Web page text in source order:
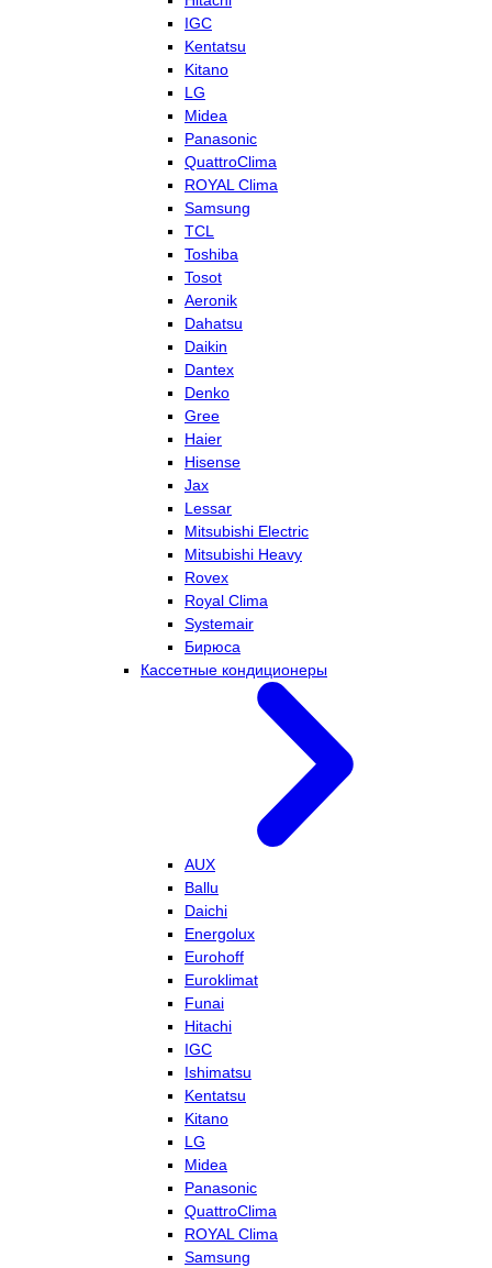
IGC
Kentatsu
Kitano
LG
Midea
Panasonic
QuattroClima
ROYAL Clima
Samsung
TCL
Toshiba
Tosot
Aeronik
Dahatsu
Daikin
Dantex
Denko
Gree
Haier
Hisense
Jax
Lessar
Mitsubishi Electric
Mitsubishi Heavy
Rovex
Royal Clima
Systemair
Бирюса
Кассетные кондиционеры
AUX
Ballu
Daichi
Energolux
Eurohoff
Euroklimat
Funai
Hitachi
IGC
Ishimatsu
Kentatsu
Kitano
LG
Midea
Panasonic
QuattroClima
ROYAL Clima
Samsung